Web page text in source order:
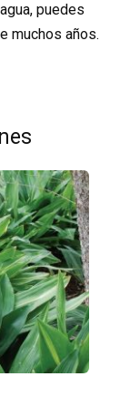
puedes
muchos años.